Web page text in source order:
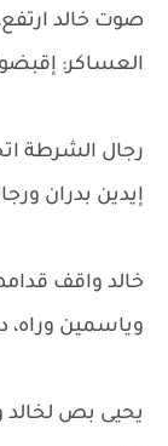
صوت خالد
العساكر:
رجال الشرطة
إيدين بدران
خالد واقف
وياسمين وراه،
يحيى بص لخالد